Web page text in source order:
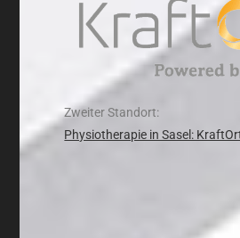
Zweiter Standort:
Physiotherapie in Sasel: